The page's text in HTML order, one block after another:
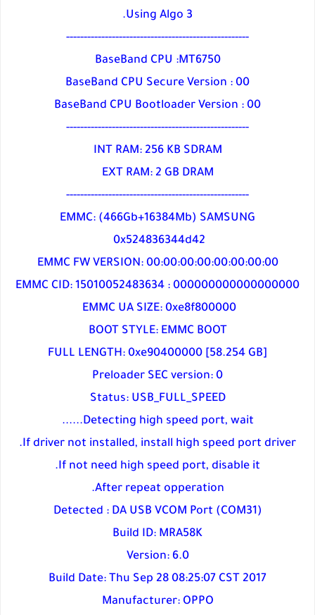
Using Algo 3.
----------------------------------------------------
BaseBand CPU :MT6750
BaseBand CPU Secure Version : 00
BaseBand CPU Bootloader Version : 00
----------------------------------------------------
INT RAM: 256 KB SDRAM
EXT RAM: 2 GB DRAM
----------------------------------------------------
EMMC: (466Gb+16384Mb) SAMSUNG
0x524836344d42
EMMC FW VERSION: 00:00:00:00:00:00:00:00
EMMC CID: 15010052483634 : 000000000000000000
EMMC UA SIZE: 0xe8f800000
BOOT STYLE: EMMC BOOT
FULL LENGTH: 0xe90400000 [58.254 GB]
Preloader SEC version: 0
Status: USB_FULL_SPEED
Detecting high speed port, wait......
If driver not installed, install high speed port driver.
If not need high speed port, disable it.
After repeat opperation.
Detected : DA USB VCOM Port (COM31)
Build ID: MRA58K
Version: 6.0
Build Date: Thu Sep 28 08:25:07 CST 2017
Manufacturer: OPPO